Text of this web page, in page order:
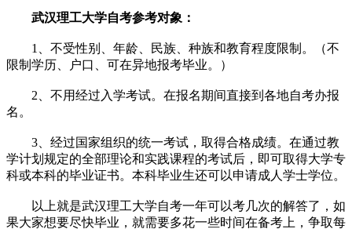
武汉理工大学自考参考对象：
1、不受性别、年龄、民族、种族和教育程度限制。（不
限制学历、户口、可在异地报考毕业。）
2、不用经过入学考试。在报名期间直接到各地自考办报
名。
3、经过国家组织的统一考试，取得合格成绩。在通过教
学计划规定的全部理论和实践课程的考试后，即可取得大学专
科或本科的毕业证书。本科毕业生还可以申请成人学士学位。
以上就是武汉理工大学自考一年可以考几次的解答了，如
果大家想要尽快毕业，就需要多花一些时间在备考上，争取每